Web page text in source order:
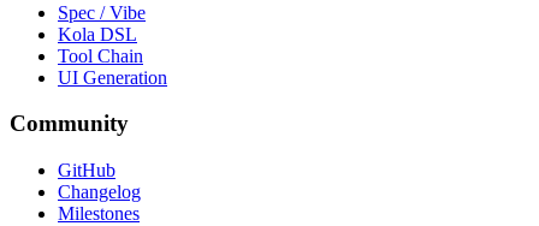
Spec / Vibe
Kola DSL
Tool Chain
UI Generation
Community
GitHub
Changelog
Milestones